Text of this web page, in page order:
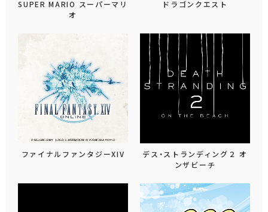
SUPER MARIO スーパーマリ
オ
ドラゴンクエスト
ファイナルファンタジーXIV
デス・ストランディング２ オ
ンザビーチ